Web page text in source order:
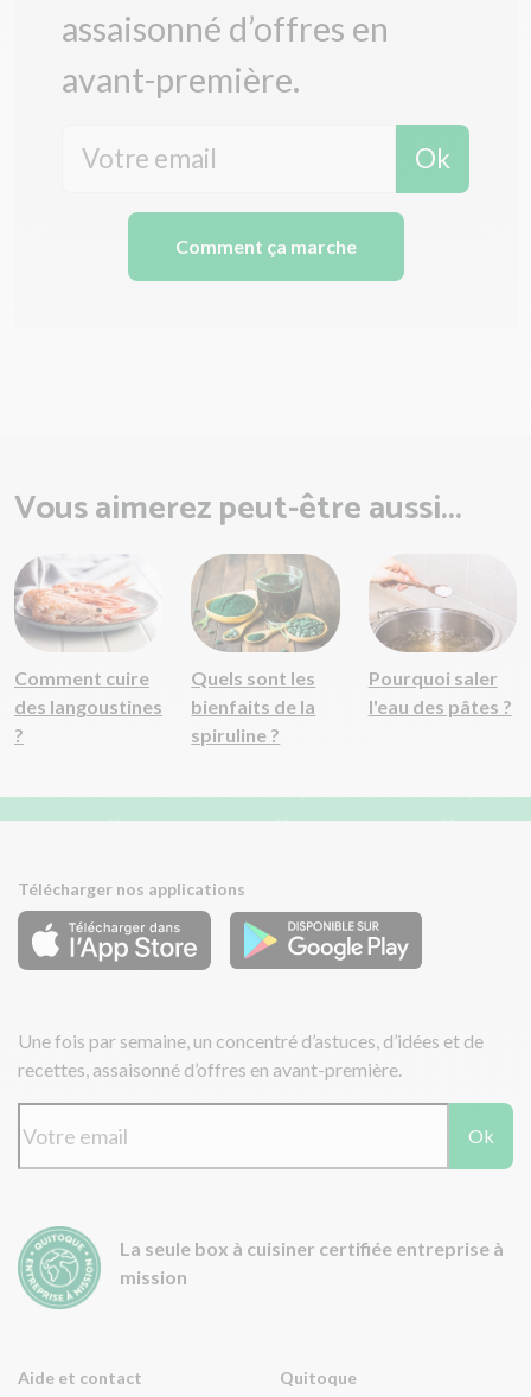
assaisonné d’offres en
avant-première.
Ok
Comment ça marche
Vous aimerez peut-être aussi...
Comment cuire
des langoustines
?
Quels sont les
bienfaits de la
spiruline ?
Pourquoi saler
l'eau des pâtes ?
Aide et contact Quitoque
Télécharger nos applications
Une fois par semaine, un concentré d’astuces, d’idées et de
recettes, assaisonné d’offres en avant-première.
Ok
La seule box à cuisiner certifiée entreprise à
mission